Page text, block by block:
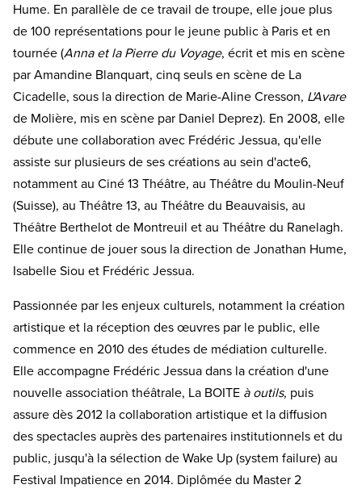
Hume. En parallèle de ce travail de troupe, elle joue plus
de 100 représentations pour le jeune public à Paris et en
tournée (Anna et la Pierre du Voyage, écrit et mis en scène
par Amandine Blanquart, cinq seuls en scène de La
Cicadelle, sous la direction de Marie-Aline Cresson, L'Avare
de Molière, mis en scène par Daniel Deprez). En 2008, elle
débute une collaboration avec Frédéric Jessua, qu'elle
assiste sur plusieurs de ses créations au sein d'acte6,
notamment au Ciné 13 Théâtre, au Théâtre du Moulin-Neuf
(Suisse), au Théâtre 13, au Théâtre du Beauvaisis, au
Théâtre Berthelot de Montreuil et au Théâtre du Ranelagh.
Elle continue de jouer sous la direction de Jonathan Hume,
Isabelle Siou et Frédéric Jessua.
Passionnée par les enjeux culturels, notamment la création
artistique et la réception des œuvres par le public, elle
commence en 2010 des études de médiation culturelle.
Elle accompagne Frédéric Jessua dans la création d'une
nouvelle association théâtrale, La BOITE à outils, puis
assure dès 2012 la collaboration artistique et la diffusion
des spectacles auprès des partenaires institutionnels et du
public, jusqu'à la sélection de Wake Up (system failure) au
Festival Impatience en 2014. Diplômée du Master 2